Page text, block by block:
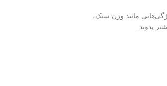
مانند وزن سبک،
بدوند.